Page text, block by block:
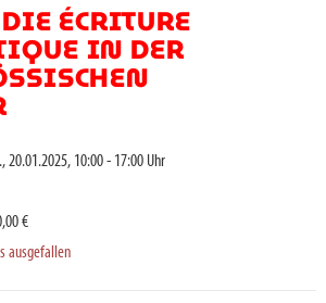
ÉCRITURE
IN DER
20.01.2025, 10:00 - 17:00 Uhr
€
ausgefallen